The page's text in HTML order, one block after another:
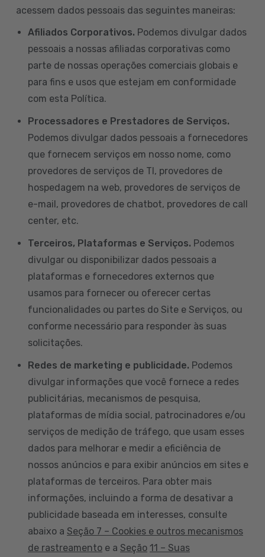
acessem dados pessoais das seguintes maneiras:
Afiliados Corporativos. Podemos divulgar dados
pessoais a nossas afiliadas corporativas como
parte de nossas operações comerciais globais e
para fins e usos que estejam em conformidade
com esta Política.
Processadores e Prestadores de Serviços.
Podemos divulgar dados pessoais a fornecedores
que fornecem serviços em nosso nome, como
provedores de serviços de TI, provedores de
hospedagem na web, provedores de serviços de
e-mail, provedores de chatbot, provedores de call
center, etc.
Terceiros, Plataformas e Serviços. Podemos
divulgar ou disponibilizar dados pessoais a
plataformas e fornecedores externos que
usamos para fornecer ou oferecer certas
funcionalidades ou partes do Site e Serviços, ou
conforme necessário para responder às suas
solicitações.
Redes de marketing e publicidade. Podemos
divulgar informações que você fornece a redes
publicitárias, mecanismos de pesquisa,
plataformas de mídia social, patrocinadores e/ou
serviços de medição de tráfego, que usam esses
dados para melhorar e medir a eficiência de
nossos anúncios e para exibir anúncios em sites e
plataformas de terceiros. Para obter mais
informações, incluindo a forma de desativar a
publicidade baseada em interesses, consulte
abaixo a Seção 7 – Cookies e outros mecanismos
de rastreamento e a Seção 11 – Suas